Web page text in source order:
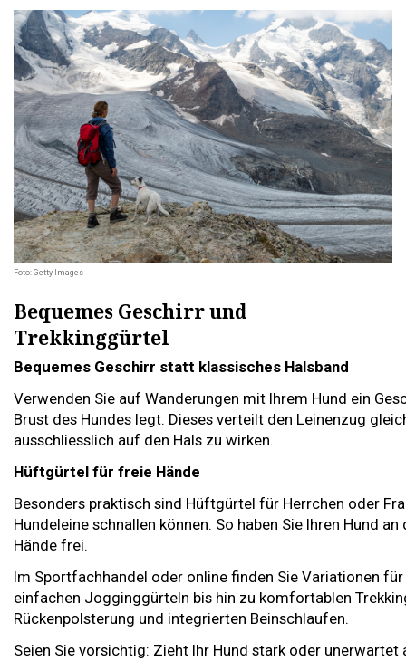
Foto: Getty Images
Bequemes Geschirr und
Trekkinggürtel
Bequemes Geschirr statt klassisches Halsband
Verwenden Sie auf Wanderungen mit Ihrem Hund ein
Brust des Hundes legt. Dieses verteilt den Leinenzug
ausschliesslich auf den Hals zu wirken.
Hüftgürtel für freie Hände
Besonders praktisch sind Hüftgürtel für Herrchen oder
Hundeleine schnallen können. So haben Sie Ihren Hund
Hände frei.
Im Sportfachhandel oder online finden Sie Variationen
einfachen Jogginggürteln bis hin zu komfortablen
Rückenpolsterung und integrierten Beinschlaufen.
Seien Sie vorsichtig: Zieht Ihr Hund stark oder unerwartet